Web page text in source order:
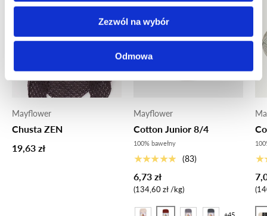
Zezwól na wybór
Odmowa
Mayflower
Chusta ZEN
19,63 zł
Mayflower
Cotton Junior 8/4
100% bawełny
★★★★★ (83)
6,73 zł
Cena za sztukę
134,60 zł /kg